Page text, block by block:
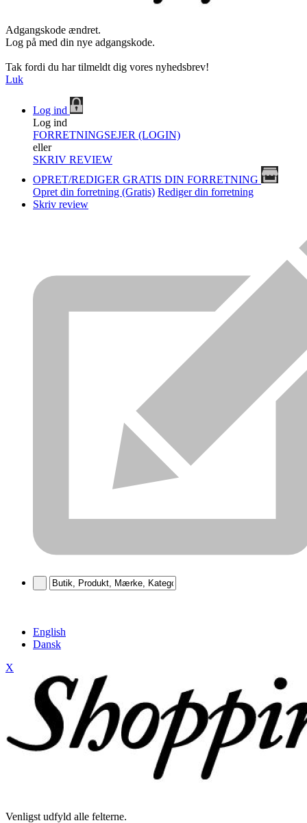
Adgangskode ændret.
Log på med din nye adgangskode.
Tak fordi du har tilmeldt dig vores nyhedsbrev!
Luk
Log ind
Log ind
FORRETNINGSEJER (LOGIN)
eller
SKRIV REVIEW
OPRET/REDIGER GRATIS DIN FORRETNING
Opret din forretning (Gratis) Rediger din forretning
Skriv review
English
Dansk
X
Venligst udfyld alle felterne.